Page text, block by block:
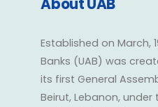
About UAB
Established on March,
Banks (UAB) was
its first General
Beirut, Lebanon,